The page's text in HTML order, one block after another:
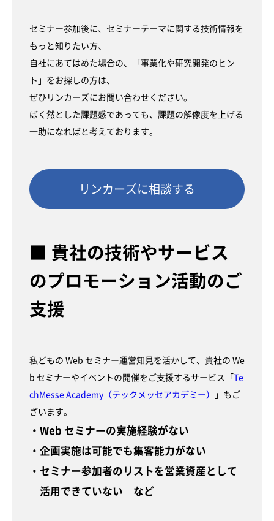
セミナー参加後に、セミナーテーマに関する技術情報を
もっと知りたい方、
自社にあてはめた場合の、「事業化や研究開発のヒン
ト」をお探しの方は、
ぜひリンカーズにお問い合わせください。
ばく然とした課題感であっても、課題の解像度を上げる
一助になればと考えております。
リンカーズに相談する
■ 貴社の技術やサービス
のプロモーション活動のご
支援
私どもの Web セミナー運営知見を活かして、貴社の We
b セミナーやイベントの開催をご支援するサービス「 Te
chMesse Academy（テックメッセアカデミー）
」もご
ざいます。
・Web セミナーの実施経験がない
・企画実施は可能でも集客能力がない
・セミナー参加者のリストを営業資産として
活用できていない など